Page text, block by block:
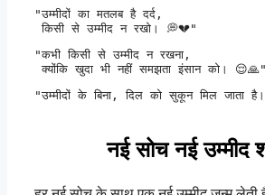
"उम्मीदों का मतलब है दर्द,
किसी से उम्मीद न रखो। 💭💔"
"कभी किसी से उम्मीद न रखना,
क्योंकि खुदा भी नहीं समझता इंसान को।
"उम्मीदों के बिना, दिल को सुकून मिल जाता
नई सोच नई उम्मीद